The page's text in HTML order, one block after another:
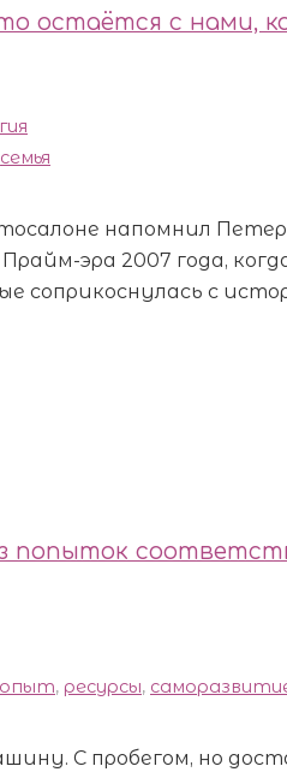
остаётся с нами,
семья
напомнил
эра 2007 года,
соприкоснулась с
попыток
опыт, ресурсы,
С пробегом, но